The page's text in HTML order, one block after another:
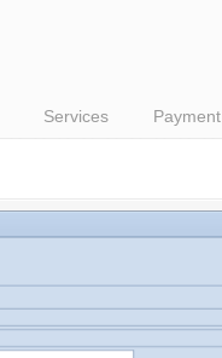
Services Payment